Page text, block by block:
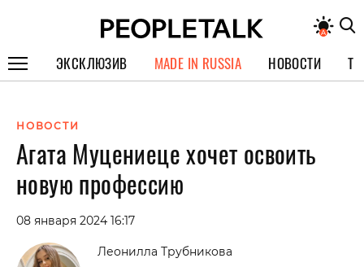
ЭКСКЛЮЗИВ
СПЕЦПРОЕКТЫ
ИНТЕРВЬЮ
ПОКОЛЕНИЕ
MADE IN RUSSIA НОВОСТИ
НОВОСТИ
Агата Муцениеце хочет освоить
новую профессию
08 января 2024 16:17
Леонилла Трубникова